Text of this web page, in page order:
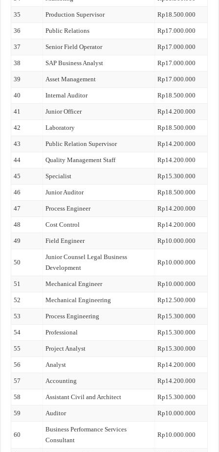
35 Production Supervisor Rp18.500.000
36 Public Relations Rp17.000.000
37 Senior Field Operator Rp17.000.000
38 SAP Business Analyst Rp17.000.000
39 Asset Management Rp17.000.000
40 Internal Auditor Rp18.500.000
41 Junior Officer Rp14.200.000
42 Laboratory Rp18.500.000
43 Public Relation Supervisor Rp14.200.000
44 Quality Management Staff Rp14.200.000
45 Specialist Rp15.300.000
46 Junior Auditor Rp18.500.000
47 Process Engineer Rp14.200.000
48 Cost Control Rp14.200.000
49 Field Engineer Rp10.000.000
50
Junior Counsel Legal Business
Development
Rp10.000.000
51 Mechanical Engineer Rp10.000.000
52 Mechanical Engineering Rp12.500.000
53 Process Engineering Rp15.300.000
54 Professional Rp15.300.000
55 Project Analyst Rp15.300.000
56 Analyst Rp14.200.000
57 Accounting Rp14.200.000
58 Assistant Civil and Architect Rp15.300.000
59 Auditor Rp10.000.000
60
Business Performance Services
Consultant
Rp10.000.000